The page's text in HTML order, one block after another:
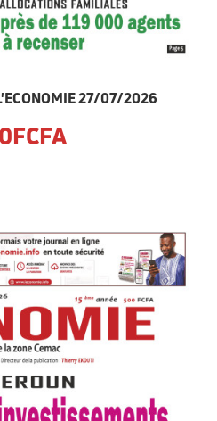
27/07/2026